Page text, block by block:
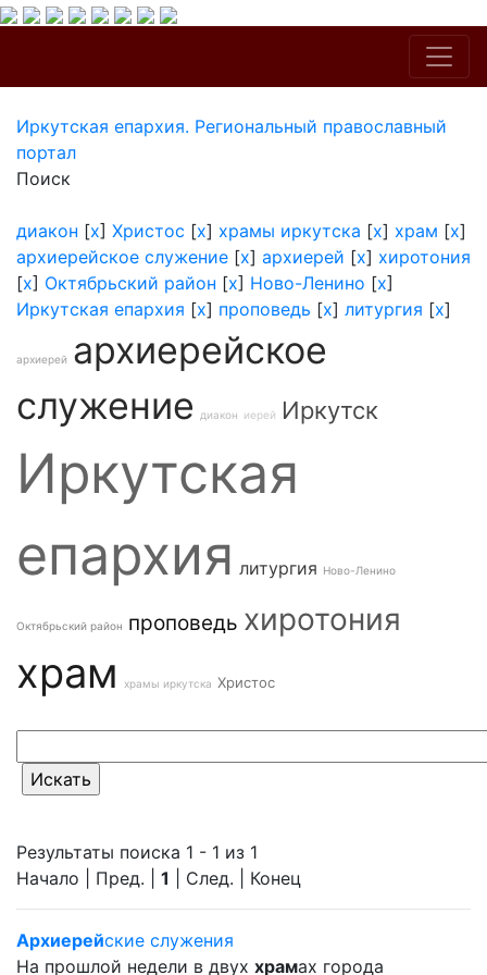
Иркутская епархия. Региональный православный
портал
Поиск
диакон [x] Христос [x] храмы иркутска [x] храм [x]
архиерейское служение [x] архиерей [x] хиротония
[x] Октябрьский район [x] Ново-Ленино [x]
Иркутская епархия [x] проповедь [x] литургия [x]
архиерей архиерейское
служение
диакон иерей Иркутск
Иркутская
епархия литургия Ново-Ленино
Октябрьский район проповедь хиротония
храм храмы иркутска Христос
Результаты поиска 1 - 1 из 1
Начало | Пред. | 1 | След. | Конец
Архиерейские служения
На прошлой недели в двух храмах города